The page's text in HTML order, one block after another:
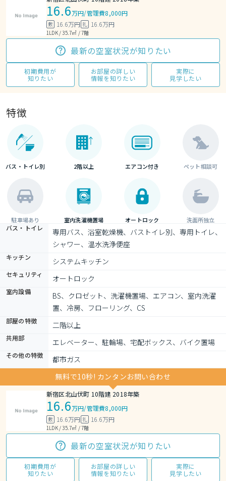
16.6万円/管理費8,000円
敷 16.6万円 礼 16.6万円
1LDK / 35.7㎡ / 7階
最新の空室状況が知りたい
初期費用が
知りたい
お部屋の詳しい
情報を知りたい
実際に
見学したい
特徴
バス・トイレ別 2階以上 エアコン付き ペット相談可
駐車場あり 室内洗濯機置場 オートロック 洗面所独立
バス・トイレ
専用バス、浴室乾燥機、バストイレ別、専用トイレ、
シャワー、温水洗浄便座
キッチン システムキッチン
セキュリティ オートロック
室内設備
BS、クロゼット、洗濯機置場、エアコン、室内洗濯
置、冷房、フローリング、CS
部屋の特徴 二階以上
共用部 エレベーター、駐輪場、宅配ボックス、バイク置場
その他の特徴
都市ガス
無料で10秒! カンタンお問い合わせ
新宿区北山伏町 10階建 2018年築
16.6万円/管理費8,000円
敷 16.6万円 礼 16.6万円
1LDK / 35.7㎡ / 7階
最新の空室状況が知りたい
初期費用が
知りたい
お部屋の詳しい
情報を知りたい
実際に
見学したい